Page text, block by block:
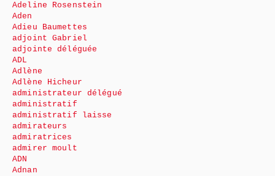
Adeline Rosenstein
Aden
Adieu Baumettes
adjoint Gabriel
adjointe déléguée
ADL
Adlène
Adlène Hicheur
administrateur délégué
administratif
administratif laisse
admirateurs
admiratrices
admirer moult
ADN
Adnan